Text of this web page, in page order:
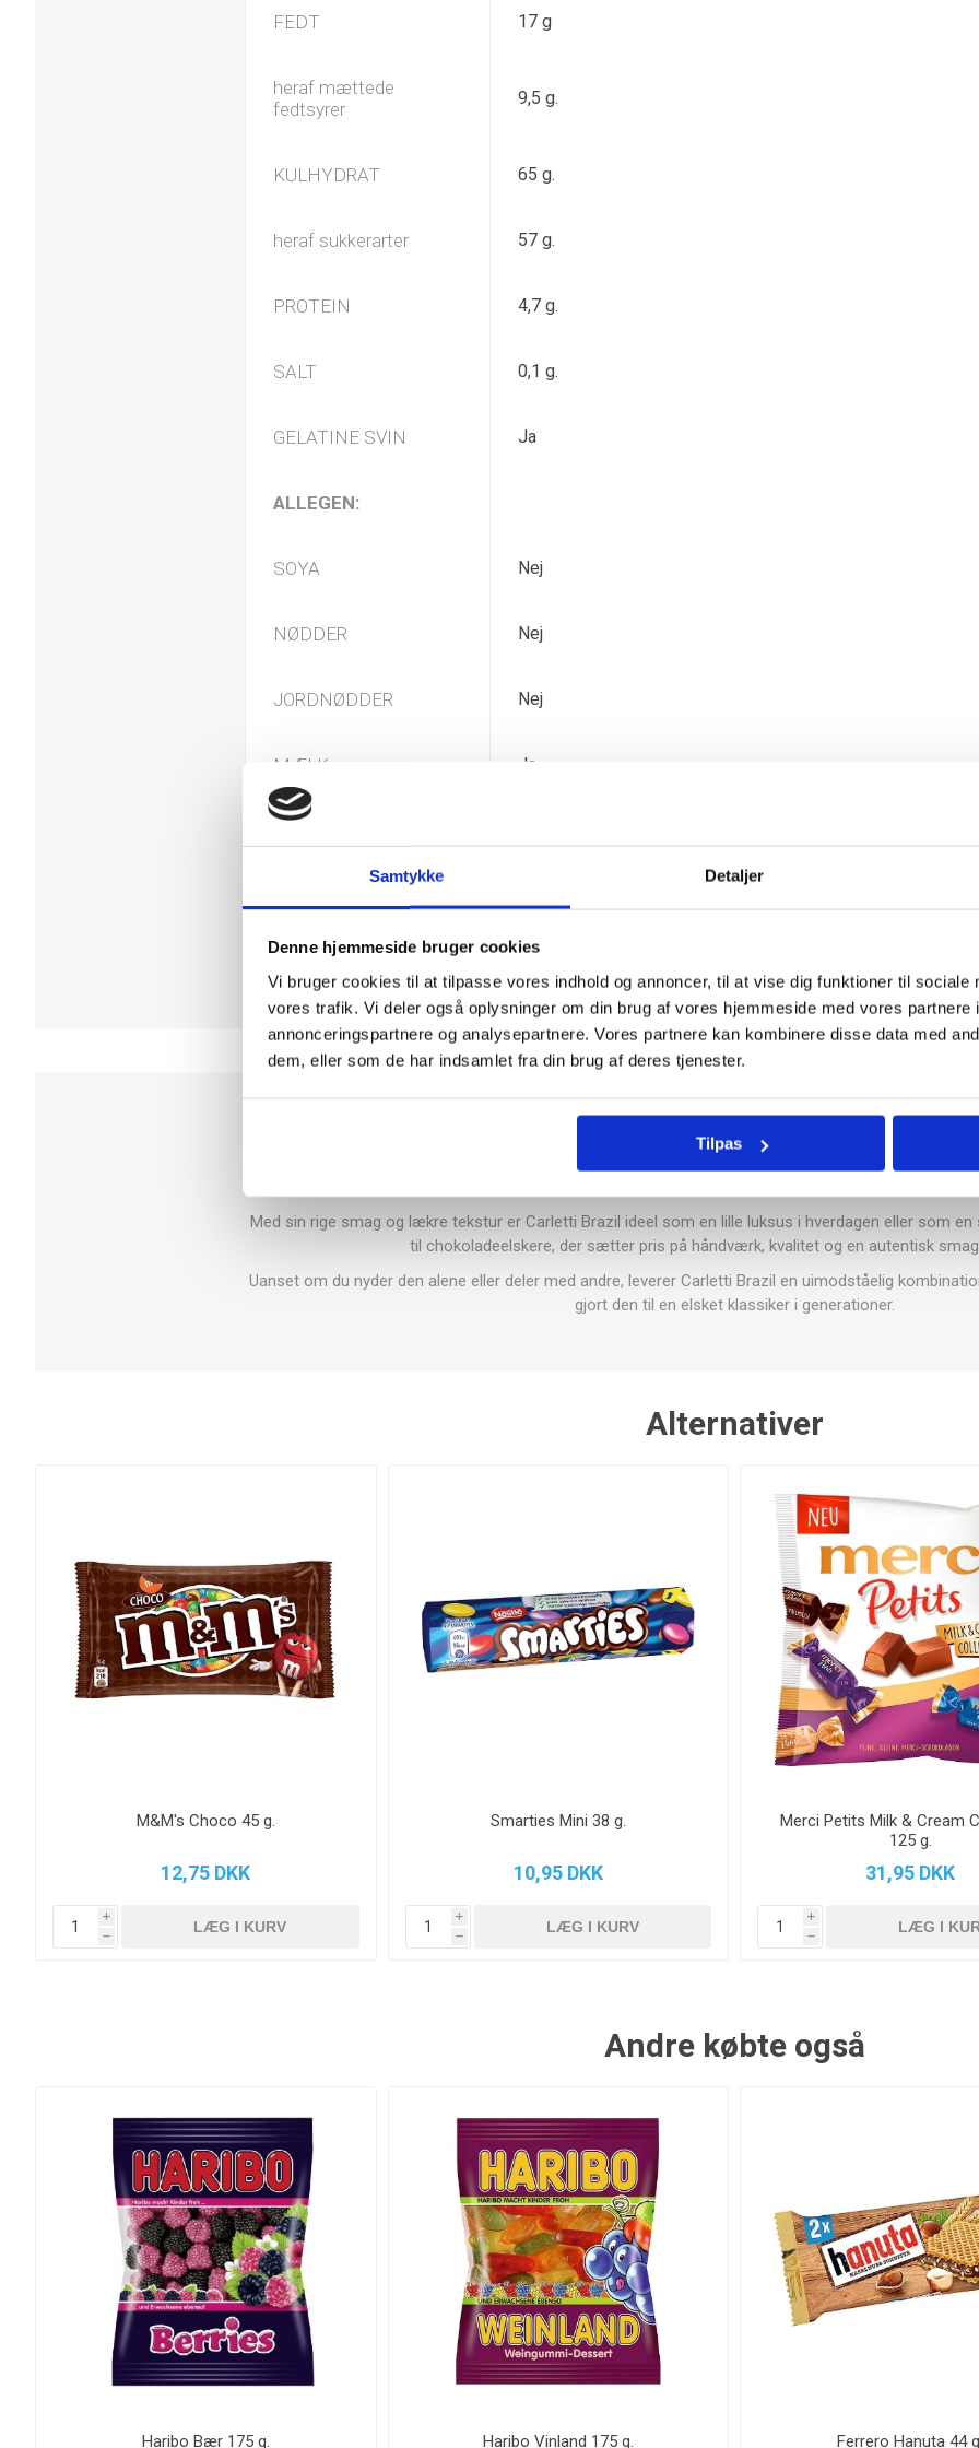
Samtykke Detaljer
Denne hjemmeside bruger cookies
Vi bruger cookies til at tilpasse vores indhold og annoncer, til at vise dig funktioner til sociale
vores trafik. Vi deler også oplysninger om din brug af vores hjemmeside med vores partnere
annonceringspartnere og analysepartnere. Vores partnere kan kombinere disse data med
dem, eller som de har indsamlet fra din brug af deres tjenester.
Tilpas
FEDT 17 g
heraf mættede
fedtsyrer
9,5 g.
KULHYDRAT 65 g.
heraf sukkerarter 57 g.
PROTEIN 4,7 g.
SALT 0,1 g.
GELATINE SVIN Ja
ALLEGEN:
SOYA Nej
NØDDER Nej
JORDNØDDER Nej
MÆLK Ja
er en klassisk chokoladefavorit fra det danske brand Carletti, kendt for deres høje
Med sin rige smag og lækre tekstur er Carletti Brazil ideel som en lille luksus i hverdagen eller som
til chokoladeelskere, der sætter pris på håndværk, kvalitet og en autentisk
Uanset om du nyder den alene eller deler med andre, leverer Carletti Brazil en uimodståelig
gjort den til en elsket klassiker i generationer.
Alternativer
M&M's Choco 45 g.
12,75 DKK
i
h
Smarties Mini 38 g.
10,95 DKK
i
h
Merci Petits Milk & Cream
125 g.
31,95 DKK
i
h
Andre købte også
Haribo Bær 175 g. Haribo Vinland 175 g. Ferrero Hanuta 44